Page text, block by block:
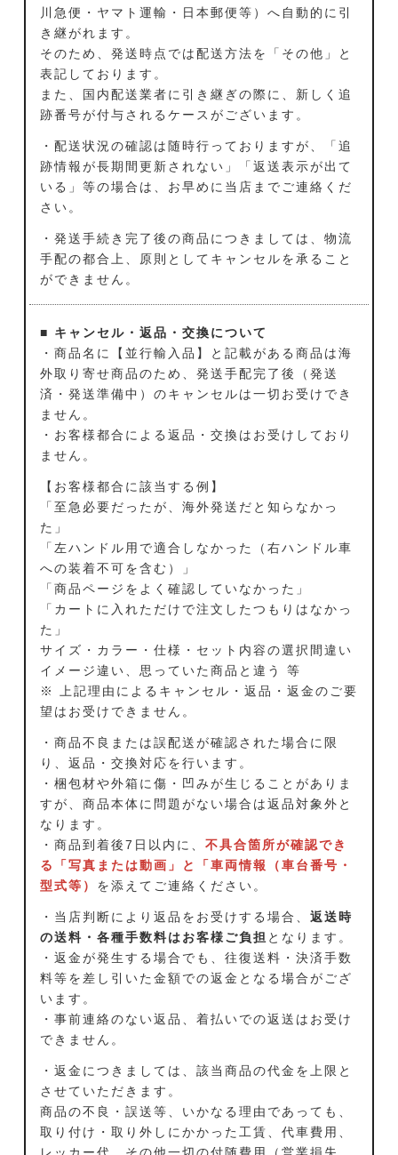
川急便・ヤマト運輸・日本郵便等）へ自動的に引
き継がれます。
そのため、発送時点では配送方法を「その他」と
表記しております。
また、国内配送業者に引き継ぎの際に、新しく追
跡番号が付与されるケースがございます。
・配送状況の確認は随時行っておりますが、「追
跡情報が長期間更新されない」「返送表示が出て
いる」等の場合は、お早めに当店までご連絡くだ
さい。
・発送手続き完了後の商品につきましては、物流
手配の都合上、原則としてキャンセルを承ること
ができません。
■ キャンセル・返品・交換について
・商品名に【並行輸入品】と記載がある商品は海
外取り寄せ商品のため、発送手配完了後（発送
済・発送準備中）のキャンセルは一切お受けでき
ません。
・お客様都合による返品・交換はお受けしており
ません。
【お客様都合に該当する例】
「至急必要だったが、海外発送だと知らなかっ
た」
「左ハンドル用で適合しなかった（右ハンドル車
への装着不可を含む）」
「商品ページをよく確認していなかった」
「カートに入れただけで注文したつもりはなかっ
た」
サイズ・カラー・仕様・セット内容の選択間違い
イメージ違い、思っていた商品と違う 等
※ 上記理由によるキャンセル・返品・返金のご要
望はお受けできません。
・商品不良または誤配送が確認された場合に限
り、返品・交換対応を行います。
・梱包材や外箱に傷・凹みが生じることがありま
すが、商品本体に問題がない場合は返品対象外と
なります。
・商品到着後7日以内に、 不具合箇所が確認でき
る「写真または動画」と「車両情報（車台番号・
型式等） を添えてご連絡ください。
・当店判断により返品をお受けする場合、 返送時
の送料・各種手数料はお客様ご負担 となります。
・返金が発生する場合でも、往復送料・決済手数
料等を差し引いた金額での返金となる場合がござ
います。
・事前連絡のない返品、着払いでの返送はお受け
できません。
・返金につきましては、該当商品の代金を上限と
させていただきます。
商品の不良・誤送等、いかなる理由であっても、
取り付け・取り外しにかかった工賃、代車費用、